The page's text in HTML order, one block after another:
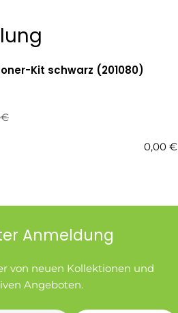
Kit schwarz (201080)
€
0,00 €
Anmeldung
von neuen Kollektionen und
Angeboten.